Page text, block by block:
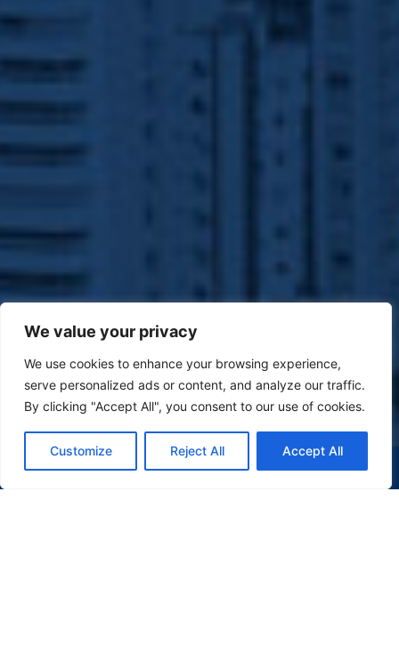
We value your privacy
We use cookies to enhance your browsing experience,
serve personalized ads or content, and analyze our traffic.
By clicking "Accept All", you consent to our use of cookies.
Customize Reject All Accept All
(47) 9 9977-7630